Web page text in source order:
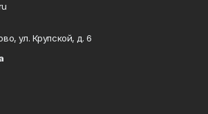
ул. Крупской, д. 6